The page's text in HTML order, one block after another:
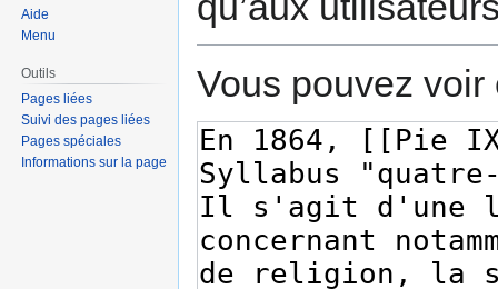
Vous pouvez
Aide
Menu
Outils
Pages liées
Suivi des pages liées
Pages spéciales
Informations sur la page